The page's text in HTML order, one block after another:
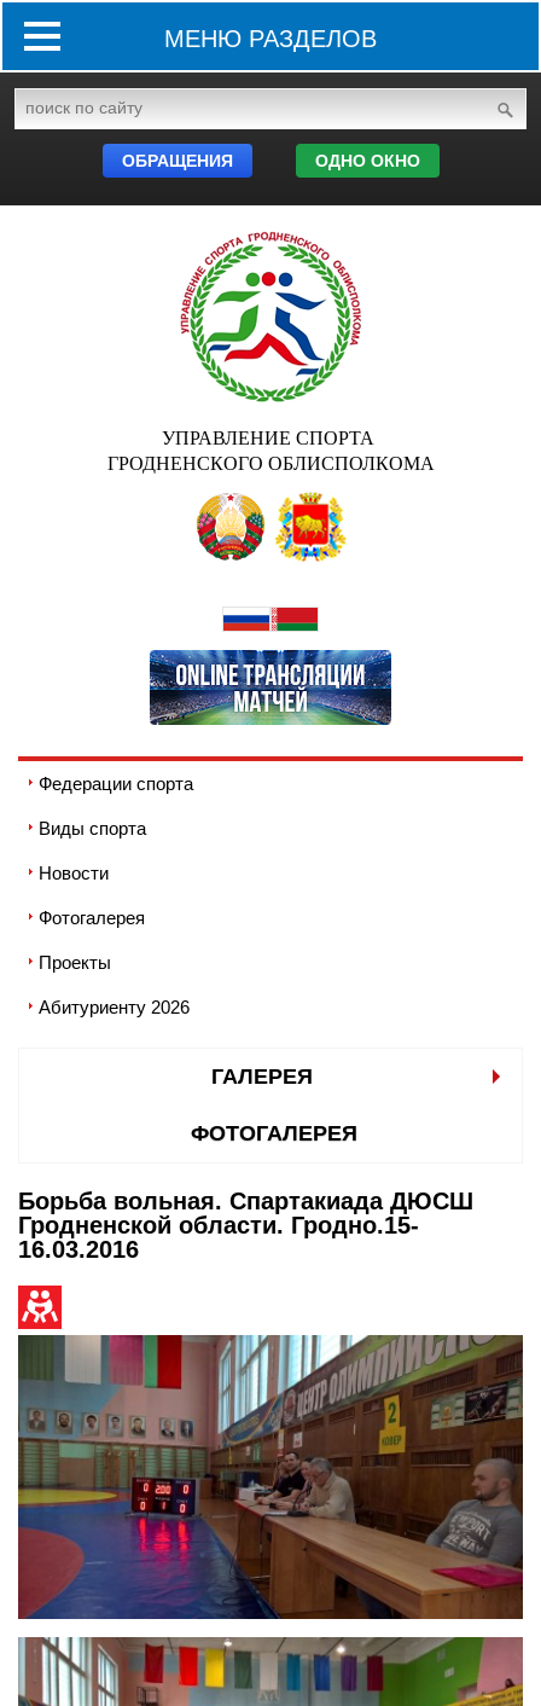
МЕНЮ РАЗДЕЛОВ
ОБРАЩЕНИЯ ОДНО ОКНО
УПРАВЛЕНИЕ СПОРТА
ГРОДНЕНСКОГО ОБЛИСПОЛКОМА
Федерации спорта
Виды спорта
Новости
Фотогалерея
Проекты
Абитуриенту 2026
ГАЛЕРЕЯ
ФОТОГАЛЕРЕЯ
Борьба вольная. Спартакиада ДЮСШ
Гродненской области. Гродно.15-
16.03.2016